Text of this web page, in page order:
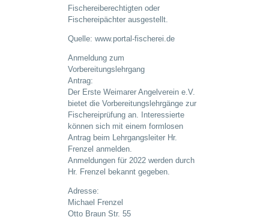
Fischereiberechtigten oder
Fischereipächter ausgestellt.
Quelle: www.portal-fischerei.de
Anmeldung zum
Vorbereitungslehrgang
Antrag:
Der Erste Weimarer Angelverein e.V.
bietet die Vorbereitungslehrgänge zur
Fischereiprüfung an. Interessierte
können sich mit einem formlosen
Antrag beim Lehrgangsleiter Hr.
Frenzel anmelden.
Anmeldungen für 2022 werden durch
Hr. Frenzel bekannt gegeben.
Adresse:
Michael Frenzel
Otto Braun Str. 55